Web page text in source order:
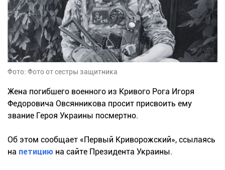
Фото: Фото от сестры защитника
Жена погибшего военного из Кривого Рога Игоря
Федоровича Овсянникова просит присвоить ему
звание Героя Украины посмертно.
Об этом сообщает «Первый Криворожский», ссылаясь
на петицию на сайте Президента Украины.